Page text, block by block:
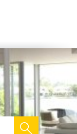
deutsch